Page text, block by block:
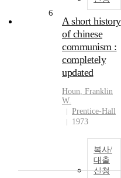
6
A short history
of chinese
communism :
completely
updated
Houn, Franklin
W.
Prentice-Hall
1973
복사/
대출
신청